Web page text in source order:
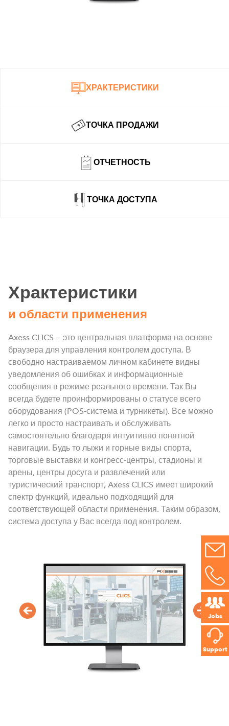
Jobs
Support
ХРАКТЕРИСТИКИ
ТОЧКА ПРОДАЖИ
ОТЧЕТНОСТЬ
ТОЧКА ДОСТУПА
Храктеристики
и области применения
Axess CLICS — это центральная платформа на основе
браузера для управления контролем доступа. В
свободно настраиваемом личном кабинете видны
уведомления об ошибках и информационные
сообщения в режиме реального времени. Так Вы
всегда будете проинформированы о статусе всего
оборудования (POS-система и турникеты). Все можно
легко и просто настраивать и обслуживать
самостоятельно благодаря интуитивно понятной
навигации. Будь то лыжи и горные виды спорта,
торговые выставки и конгресс-центры, стадионы и
арены, центры досуга и развлечений или
туристический транспорт, Axess CLICS имеет широкий
спектр функций, идеально подходящий для
соответствующей области применения. Таким образом,
система доступа у Вас всегда под контролем.